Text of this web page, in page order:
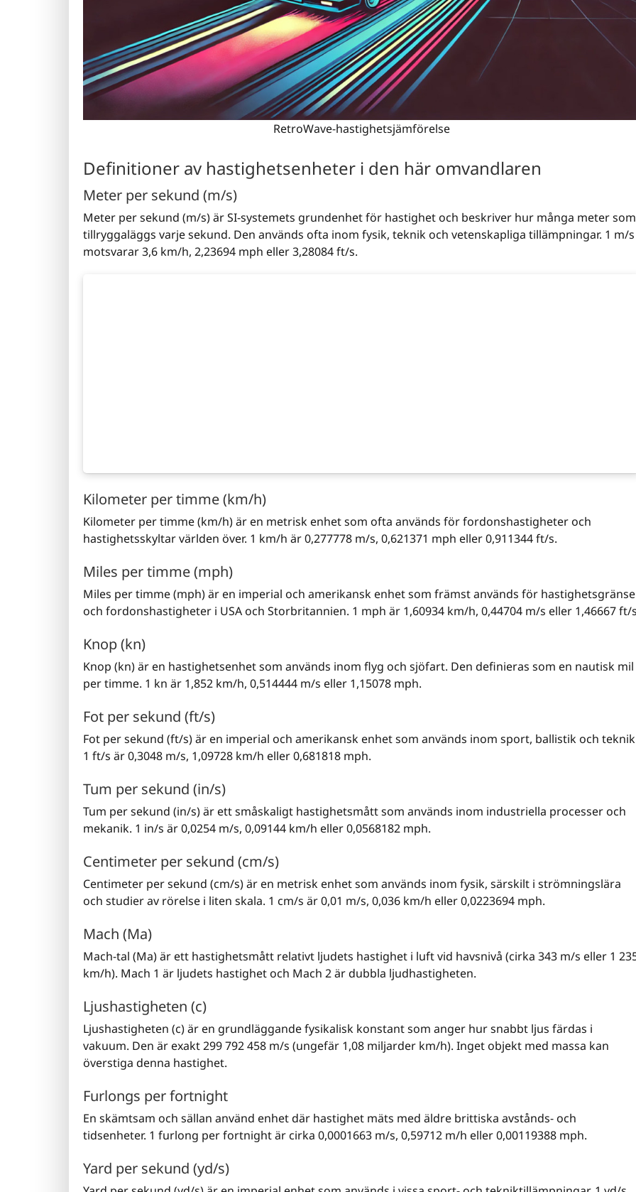
RetroWave-hastighetsjämförelse
Definitioner av hastighetsenheter i den här omvandlaren
Meter per sekund (m/s)
Meter per sekund (m/s) är SI-systemets grundenhet för hastighet och beskriver hur många meter som
tillryggaläggs varje sekund. Den används ofta inom fysik, teknik och vetenskapliga tillämpningar. 1 m/s
motsvarar 3,6 km/h, 2,23694 mph eller 3,28084 ft/s.
Kilometer per timme (km/h)
Kilometer per timme (km/h) är en metrisk enhet som ofta används för fordonshastigheter och
hastighetsskyltar världen över. 1 km/h är 0,277778 m/s, 0,621371 mph eller 0,911344 ft/s.
Miles per timme (mph)
Miles per timme (mph) är en imperial och amerikansk enhet som främst används för
och fordonshastigheter i USA och Storbritannien. 1 mph är 1,60934 km/h, 0,44704 m/s eller 1,46667 ft/
Knop (kn)
Knop (kn) är en hastighetsenhet som används inom flyg och sjöfart. Den definieras som en nautisk mil
per timme. 1 kn är 1,852 km/h, 0,514444 m/s eller 1,15078 mph.
Fot per sekund (ft/s)
Fot per sekund (ft/s) är en imperial och amerikansk enhet som används inom sport, ballistik och
1 ft/s är 0,3048 m/s, 1,09728 km/h eller 0,681818 mph.
Tum per sekund (in/s)
Tum per sekund (in/s) är ett småskaligt hastighetsmått som används inom industriella processer och
mekanik. 1 in/s är 0,0254 m/s, 0,09144 km/h eller 0,0568182 mph.
Centimeter per sekund (cm/s)
Centimeter per sekund (cm/s) är en metrisk enhet som används inom fysik, särskilt i strömningslära
och studier av rörelse i liten skala. 1 cm/s är 0,01 m/s, 0,036 km/h eller 0,0223694 mph.
Mach (Ma)
Mach-tal (Ma) är ett hastighetsmått relativt ljudets hastighet i luft vid havsnivå (cirka 343 m/s eller 1
km/h). Mach 1 är ljudets hastighet och Mach 2 är dubbla ljudhastigheten.
Ljushastigheten (c)
Ljushastigheten (c) är en grundläggande fysikalisk konstant som anger hur snabbt ljus färdas i
vakuum. Den är exakt 299 792 458 m/s (ungefär 1,08 miljarder km/h). Inget objekt med massa kan
överstiga denna hastighet.
Furlongs per fortnight
En skämtsam och sällan använd enhet där hastighet mäts med äldre brittiska avstånds- och
tidsenheter. 1 furlong per fortnight är cirka 0,0001663 m/s, 0,59712 m/h eller 0,00119388 mph.
Yard per sekund (yd/s)